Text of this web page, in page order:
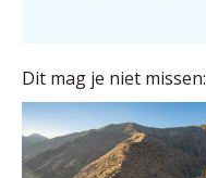
Dit mag je niet missen: